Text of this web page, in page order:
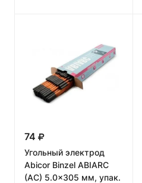
74
Угольный электрод
Abicor Binzel ABIARC
(AC) 5.0x305 мм, упак.